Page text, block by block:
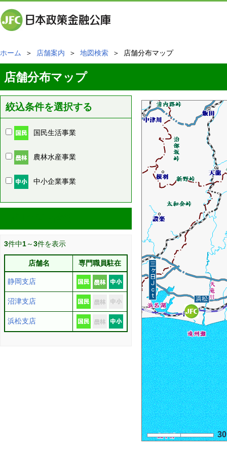
ホーム ＞ 店舗案内 ＞ 地図検索 ＞ 店舗分布マップ
店舗分布マップ
絞込条件を選択する
国民生活事業
農林水産事業
中小企業事業
3件中1～3件を表示
店舗名 専門職員駐在
静岡支店
沼津支店
浜松支店